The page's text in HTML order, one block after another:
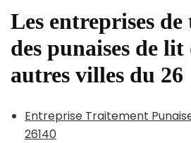
Les entreprises
des punaises de lit
autres villes du 26
Entreprise Traitement
26140